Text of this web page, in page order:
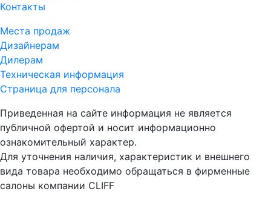
Контакты
Места продаж
Дизайнерам
Дилерам
Техническая информация
Страница для персонала
Приведенная на сайте информация не является
публичной офертой и носит информационно
ознакомительный характер.
Для уточнения наличия, характеристик и внешнего
вида товара необходимо обращаться в фирменные
салоны компании CLIFF